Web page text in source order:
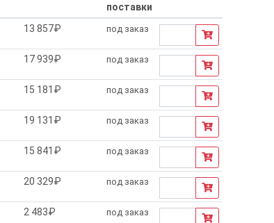
поставки
13 857₽ под заказ
17 939₽ под заказ
15 181₽ под заказ
19 131₽ под заказ
15 841₽ под заказ
20 329₽ под заказ
2 483₽ под заказ